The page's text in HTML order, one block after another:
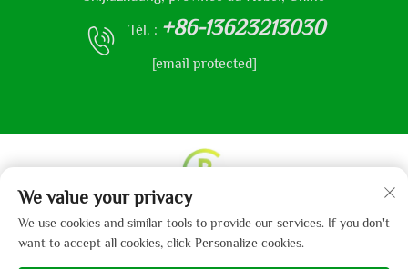
Tél. : +86-13623213030
[email protected]
Droits d'auteur © 2013-2024 par Hebei Gaibo Textile Co.,
Ltd.Politique de confidentialité
We value your privacy
We use cookies and similar tools to provide our services. If you don't
want to accept all cookies, click Personalize cookies.